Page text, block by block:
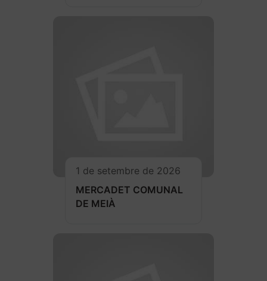
1 de setembre de 2026
MERCADET COMUNAL
DE MEIÀ